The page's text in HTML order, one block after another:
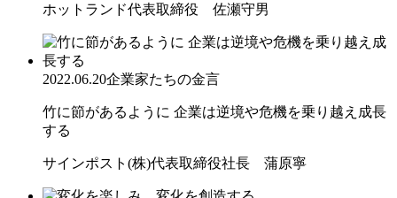
ホットランド代表取締役 佐瀬守男
2022.06.20企業家たちの金言
竹に節があるように 企業は逆境や危機を乗り越え成長
する
サインポスト(株)代表取締役社長 蒲原寧